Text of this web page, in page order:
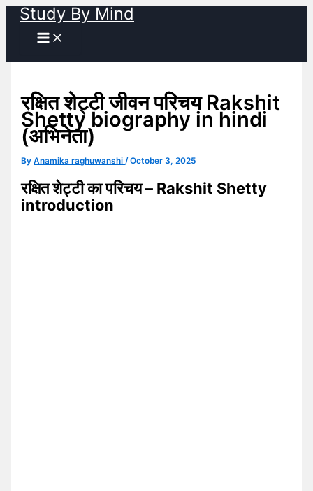
Skip
content
Study By Mind
रक्षित शेट्टी जीवन परिचय Rakshit
Shetty biography in hindi
(अभिनेता)
ByAnamika raghuwanshi/October 3, 2025
रक्षित शेट्टी का परिचय – Rakshit Shetty
introduction